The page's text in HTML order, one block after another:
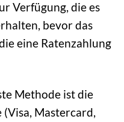
Verfügung, die es
bevor das
eine Ratenzahlung
Methode ist die
Mastercard,